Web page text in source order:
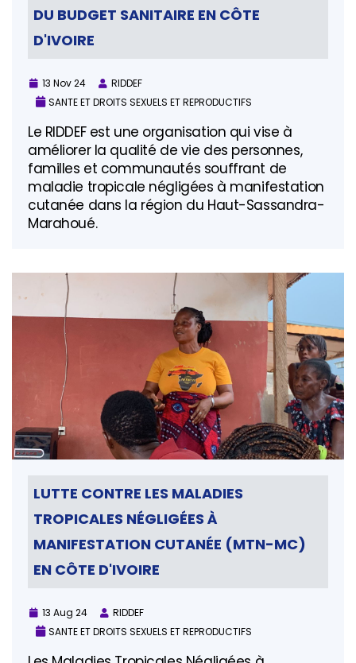
DU BUDGET SANITAIRE EN CÔTE
D'IVOIRE
13 Nov 24
RIDDEF
SANTE ET DROITS SEXUELS ET REPRODUCTIFS
Le RIDDEF est une organisation qui vise à
améliorer la qualité de vie des personnes,
familles et communautés souffrant de
maladie tropicale négligées à manifestation
cutanée dans la région du Haut-Sassandra-
Marahoué.
LUTTE CONTRE LES MALADIES
TROPICALES NÉGLIGÉES À
MANIFESTATION CUTANÉE (MTN-MC)
EN CÔTE D'IVOIRE
13 Aug 24
RIDDEF
SANTE ET DROITS SEXUELS ET REPRODUCTIFS